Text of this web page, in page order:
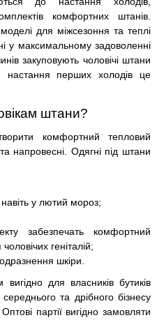
комфортних штанів.
для міжсезоння та теплі
у максимальному задоволенні
закуповують чоловічі штани
настання перших холодів це
штани?
комфортний тепловий
напровесні. Одягні під штани
у лютий мороз;
забезпечать комфортний
геніталій;
шкіри.
для власників бутиків
та дрібного бізнесу
партії вигідно замовляти